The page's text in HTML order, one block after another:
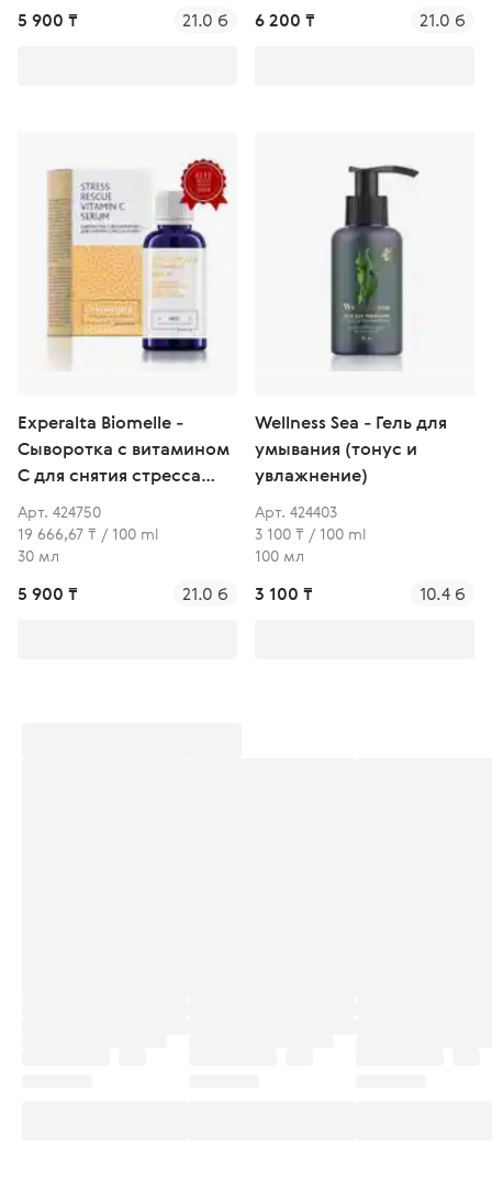
5 900 ₸ 21.0 б 6 200 ₸ 21.0 б
Experalta Biomelle -
Сыворотка с витамином
С для снятия стресса
кожи
Арт. 424750
19 666,67 ₸ / 100 ml
30 мл
5 900 ₸ 21.0 б
Wellness Sea - Гель для
умывания (тонус и
увлажнение)
Арт. 424403
3 100 ₸ / 100 ml
100 мл
3 100 ₸ 10.4 б